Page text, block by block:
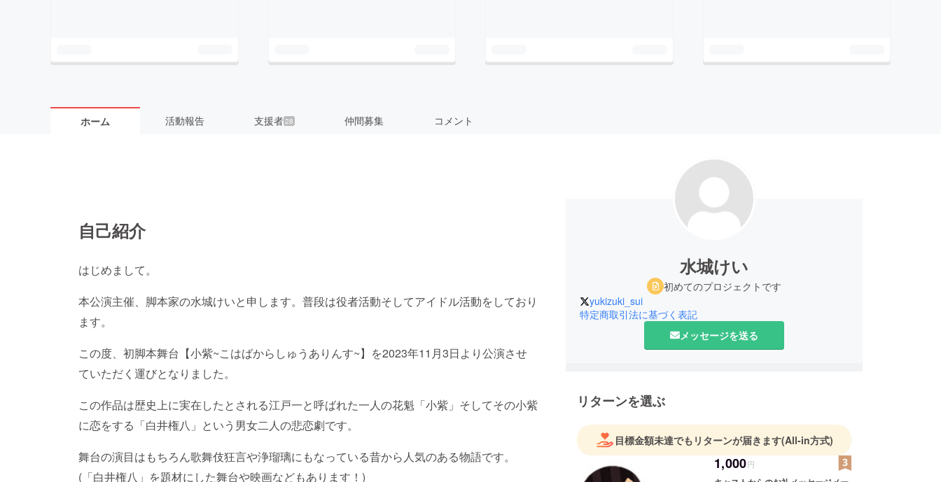
ホーム 活動報告 支援者 28 仲間募集 コメント
自己紹介
はじめまして。
本公演主催、脚本家の水城けいと申します。普段は役者活動そしてアイドル活動をしており
ます。
この度、初脚本舞台【小紫~こはばからしゅうありんす~】を2023年11月3日より公演させ
ていただく運びとなりました。
この作品は歴史上に実在したとされる江戸一と呼ばれた一人の花魁「小紫」そしてその小紫
に恋をする「白井権八」という男女二人の悲恋劇です。
舞台の演目はもちろん歌舞伎狂言や浄瑠璃にもなっている昔から人気のある物語です。
(「白井権八」を題材にした舞台や映画などもあります！)
水城けい
初めてのプロジェクトです
yukizuki_sui
特定商取引法に基づく表記
メッセージを送る
リターンを選ぶ
目標金額未達でもリターンが届きます(All-in方式)
1,000円